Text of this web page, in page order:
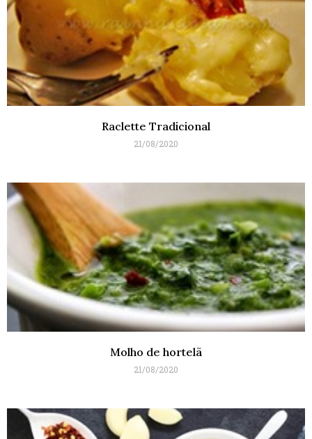
Raclette Tradicional
21/08/2020
Molho de hortelã
21/08/2020